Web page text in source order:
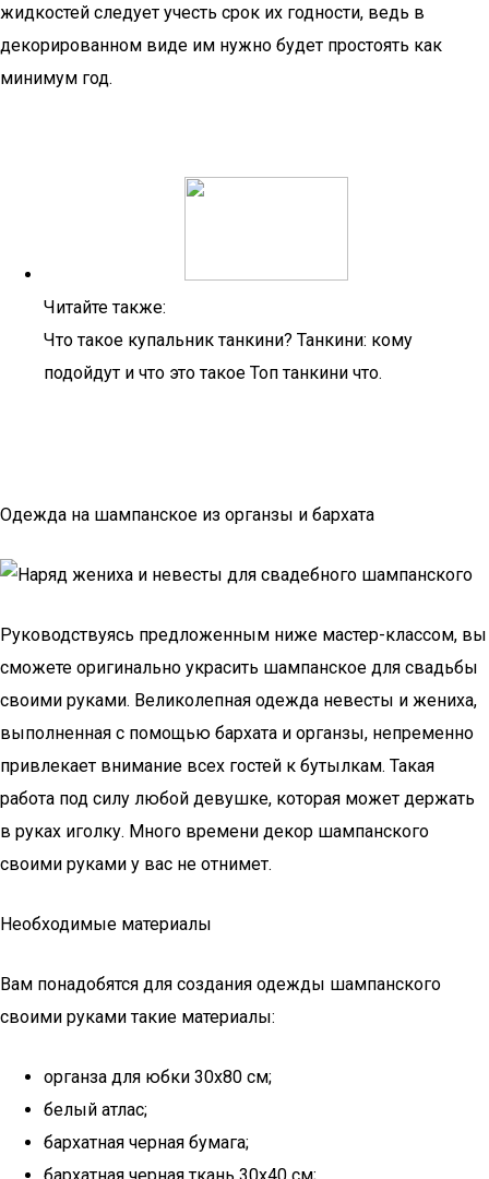
жидкостей следует учесть срок их годности, ведь в
декорированном виде им нужно будет простоять как
минимум год.
Читайте также:
Что такое купальник танкини? Танкини: кому
подойдут и что это такое Топ танкини что.
Одежда на шампанское из органзы и бархата
Руководствуясь предложенным ниже мастер-классом, вы
сможете оригинально украсить шампанское для свадьбы
своими руками. Великолепная одежда невесты и жениха,
выполненная с помощью бархата и органзы, непременно
привлекает внимание всех гостей к бутылкам. Такая
работа под силу любой девушке, которая может держать
в руках иголку. Много времени декор шампанского
своими руками у вас не отнимет.
Необходимые материалы
Вам понадобятся для создания одежды шампанского
своими руками такие материалы:
органза для юбки 30х80 см;
белый атлас;
бархатная черная бумага;